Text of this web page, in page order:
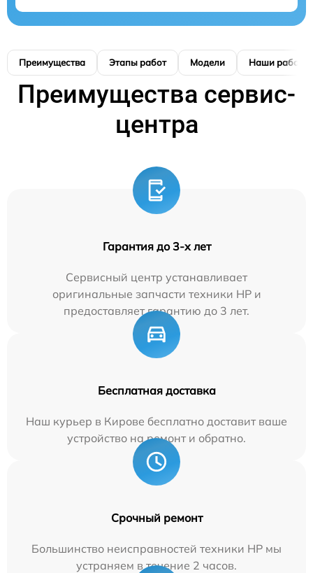
Преимущества Этапы работ Модели Наши работы
Преимущества сервис-
центра
Гарантия до 3-х лет
Сервисный центр устанавливает
оригинальные запчасти техники HP и
предоставляет гарантию до 3 лет.
Бесплатная доставка
Наш курьер в Кирове бесплатно доставит ваше
устройство на ремонт и обратно.
Срочный ремонт
Большинство неисправностей техники HP мы
устраняем в течение 2 часов.